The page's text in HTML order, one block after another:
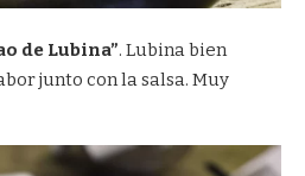
de Lubina”. Lubina bien
junto con la salsa. Muy